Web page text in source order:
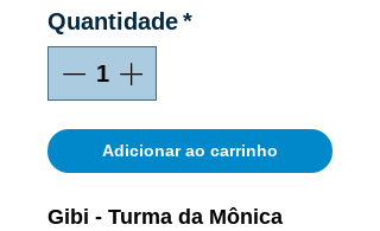
Quantidade*
Adicionar ao carrinho
Gibi - Turma da Mônica